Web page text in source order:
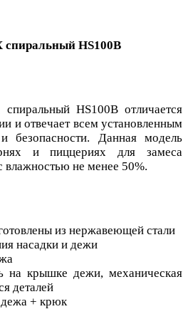
спиральный HS100B
HS100B отличается
и отвечает всем установленным
безопасности. Данная модель
и пиццериях для замеса
влажностью не менее 50%.
из нержавеющей стали
насадки и дежи
на крышке дежи, механическая
деталей
дежа + крюк